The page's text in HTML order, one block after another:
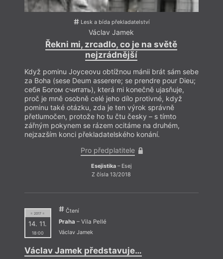
Lesk a bída překladatelství
Václav Jamek
Řekni mi, zrcadlo, co je na světě
nejzrádnější
Když pominu Joyceovu obtížnou mánii brát sám sebe
za Boha (sese Deum asserere; se prendre pour Dieu;
себя Богом считать), která mi konečně ujasňuje,
proč je mně osobně celé jeho dílo protivné, když
pominu také otázku, zda je ten výrok správně
přetlumočen, protože ho tu čtu česky – s tímto
zářným pokynem se rázem ocitáme na druhém,
nejzazším konci překladatelského konání.
Pro předplatitele
Esejistika– Esej
Z čísla 13/2018
= 2017 =
14. 11.
18:00
Čtení
Praha – Vila Pellé
Václav Jamek
Václav Jamek představuje…